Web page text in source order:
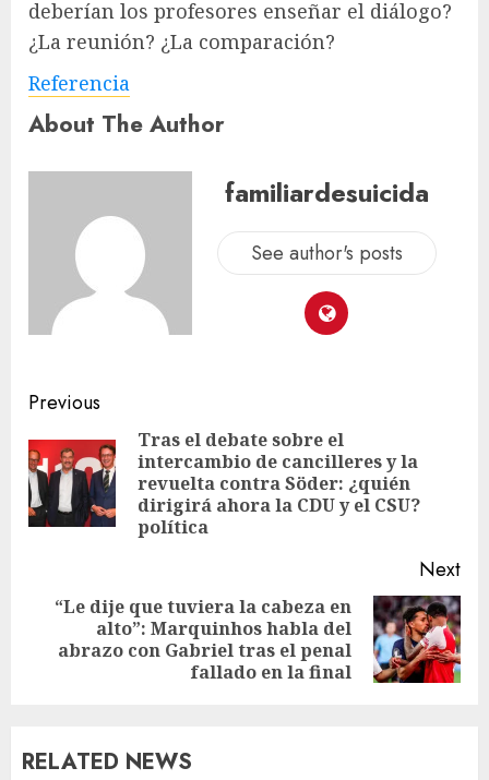
deberían los profesores enseñar el diálogo?
¿La reunión? ¿La comparación?
Referencia
About The Author
familiardesuicida
See author's posts
Previous
Tras el debate sobre el
intercambio de cancilleres y la
revuelta contra Söder: ¿quién
dirigirá ahora la CDU y el CSU?
política
Next
“Le dije que tuviera la cabeza en
alto”: Marquinhos habla del
abrazo con Gabriel tras el penal
fallado en la final
RELATED NEWS